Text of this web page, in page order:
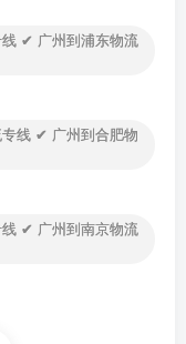
✔ 广州到浦东物流
线 ✔ 广州到合肥物
✔ 广州到南京物流